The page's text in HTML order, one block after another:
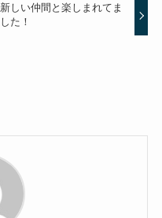
新しい仲間と楽しまれてま
した！